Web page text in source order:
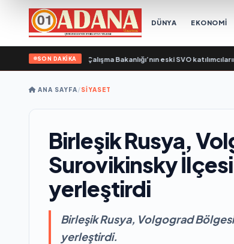
DÜNYA EKONOMİ
SON DAKİKA
Birleşik Rusya, Çalışma Bakanlığı’nın eski SVO
ANA SAYFA/SİYASET
Birleşik Rusya,
Surovikinsky
yerleştirdi
Birleşik Rusya, Volgograd
yerleştirdi.